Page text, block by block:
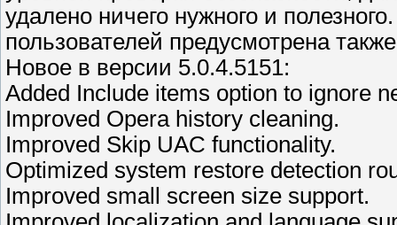
удалено ничего нужного и
пользователей предусмотрена
Новое в версии 5.0.4.5151:
Added Include items option to ignore
Improved Opera history cleaning.
Improved Skip UAC functionality.
Optimized system restore detection
Improved small screen size support.